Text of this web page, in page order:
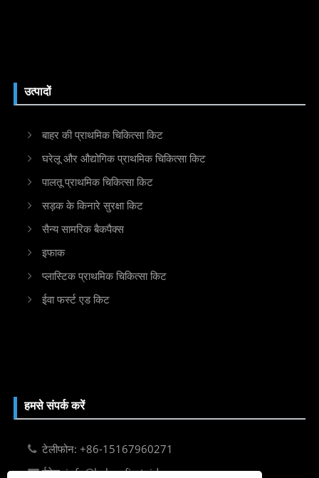
उत्पादों
बाहर की प्राथमिक चिकित्सा किट
घरेलू और औद्योगिक प्राथमिक चिकित्सा किट
पालतू प्राथमिक चिकित्सा किट
सड़क के किनारे सुरक्षा किट
सैन्य सामरिक बैकपैक्स
इफाक
प्लास्टिक प्राथमिक चिकित्सा किट
ईवा फर्स्ट एड किट
हमसे संपर्क करें
टेलीफोन: +86-15167960271
ईमेल: info@kebonfirstaid.com